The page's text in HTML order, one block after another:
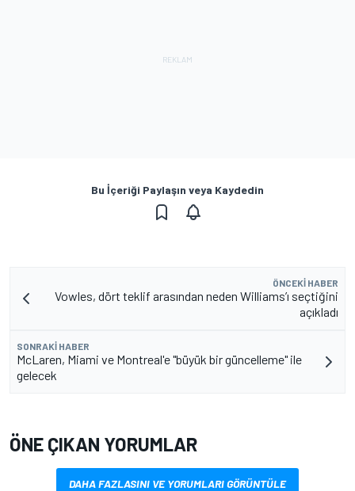
Bu İçeriği Paylaşın veya Kaydedin
ÖNCEKI HABER
Vowles, dört teklif arasından neden Williams’ı seçtiğini
açıkladı
SONRAKI HABER
McLaren, Miami ve Montreal'e "büyük bir güncelleme" ile
gelecek
ÖNE ÇIKAN YORUMLAR
DAHA FAZLASINI VE YORUMLARI GÖRÜNTÜLE